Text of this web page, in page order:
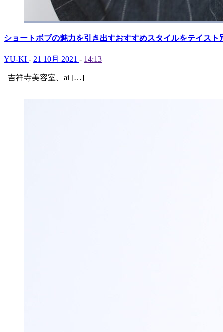
ショートボブの魅力を引き出すおすすめスタイルをテイス
YU-KI - 21 10月 2021 - 14:13
吉祥寺美容室、ai […]